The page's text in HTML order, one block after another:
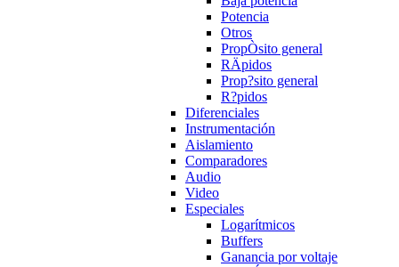
Potencia
Otros
PropÒsito general
RÄpidos
Prop?sito general
R?pidos
Diferenciales
Instrumentación
Aislamiento
Comparadores
Audio
Video
Especiales
Logarítmicos
Buffers
Ganancia por voltaje